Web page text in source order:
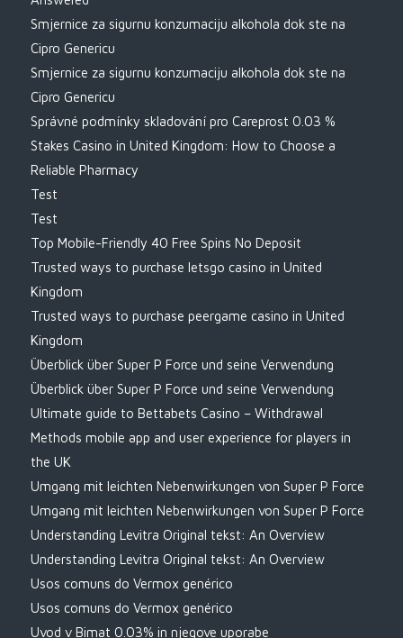
Smjernice za sigurnu konzumaciju alkohola dok ste na
Cipro Genericu
Smjernice za sigurnu konzumaciju alkohola dok ste na
Cipro Genericu
Správné podmínky skladování pro Careprost 0.03 %
Stakes Casino in United Kingdom: How to Choose a
Reliable Pharmacy
Test
Test
Top Mobile-Friendly 40 Free Spins No Deposit
Trusted ways to purchase letsgo casino in United
Kingdom
Trusted ways to purchase peergame casino in United
Kingdom
Überblick über Super P Force und seine Verwendung
Überblick über Super P Force und seine Verwendung
Ultimate guide to Bettabets Casino – Withdrawal
Methods mobile app and user experience for players in
the UK
Umgang mit leichten Nebenwirkungen von Super P Force
Umgang mit leichten Nebenwirkungen von Super P Force
Understanding Levitra Original tekst: An Overview
Understanding Levitra Original tekst: An Overview
Usos comuns do Vermox genérico
Usos comuns do Vermox genérico
Uvod v Bimat 0.03% in njegove uporabe